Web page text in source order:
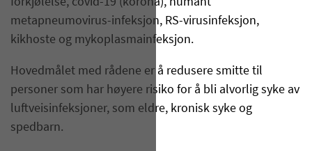
metapneumovirus-infeksjon, RS-virusinfeksjon,
kikhoste og mykoplasmainfeksjon.
Hovedmålet med rådene er å redusere smitte til
personer som har høyere risiko for å bli alvorlig syke av
luftveisinfeksjoner, som eldre, kronisk syke og
spedbarn.